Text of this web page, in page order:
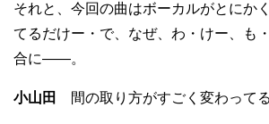
それと、今回の曲はボーカルがとにか
てるだけー・で、なぜ、わ・けー、も
合に——。
小山田 間の取り方がすごく変わってる